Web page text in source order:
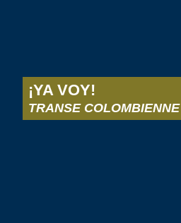
¡YA VOY!
TRANSE COLOMBIENNE